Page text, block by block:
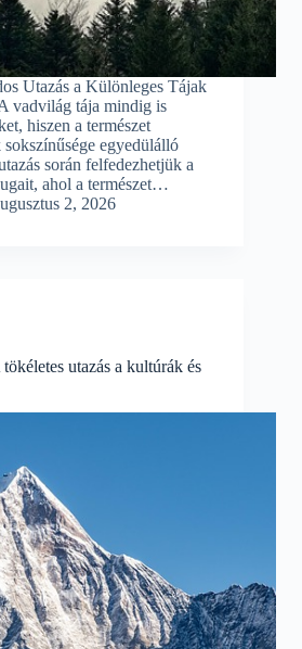
Utazás a Különleges Tájak
vadvilág tája mindig is
hiszen a természet
sokszínűsége egyedülálló
során felfedezhetjük a
ahol a természet…
2, 2026
utazás a kultúrák és